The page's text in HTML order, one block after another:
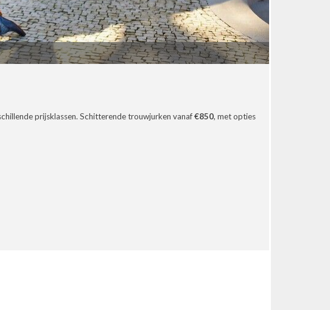
prijsklassen. Schitterende trouwjurken vanaf€850, met opties
zelfs een klein